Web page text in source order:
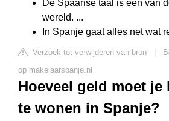
De Spaanse taal is één van
wereld. ...
In Spanje gaat alles net wat
Verzoek tot verwijderen van bron
op makelaarspanje.nl
Hoeveel geld moet je
te wonen in Spanje?